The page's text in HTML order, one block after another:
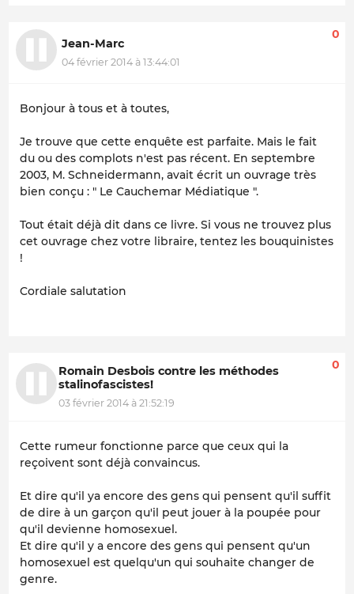
Jean-Marc
04 février 2014 à 13:44:01
0
Bonjour à tous et à toutes,
Je trouve que cette enquête est parfaite. Mais le fait
du ou des complots n'est pas récent. En septembre
2003, M. Schneidermann, avait écrit un ouvrage très
bien conçu : " Le Cauchemar Médiatique ".
Tout était déjà dit dans ce livre. Si vous ne trouvez plus
cet ouvrage chez votre libraire, tentez les bouquinistes
!
Cordiale salutation
Romain Desbois contre les méthodes
stalinofascistes!
03 février 2014 à 21:52:19
0
Cette rumeur fonctionne parce que ceux qui la
reçoivent sont déjà convaincus.
Et dire qu'il ya encore des gens qui pensent qu'il suffit
de dire à un garçon qu'il peut jouer à la poupée pour
qu'il devienne homosexuel.
Et dire qu'il y a encore des gens qui pensent qu'un
homosexuel est quelqu'un qui souhaite changer de
genre.